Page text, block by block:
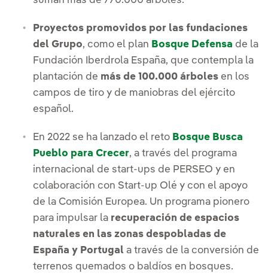
Proyectos promovidos por las fundaciones
del Grupo, como el plan Bosque Defensa de la
Fundación Iberdrola España, que contempla la
plantación de más de 100.000 árboles en los
campos de tiro y de maniobras del ejército
español.
En 2022 se ha lanzado el reto Bosque Busca
Pueblo para Crecer, a través del programa
internacional de start-ups de PERSEO y en
colaboración con Start-up Olé y con el apoyo
de la Comisión Europea. Un programa pionero
para impulsar la recuperación de espacios
naturales en las zonas despobladas de
España y Portugal a través de la conversión de
terrenos quemados o baldíos en bosques.